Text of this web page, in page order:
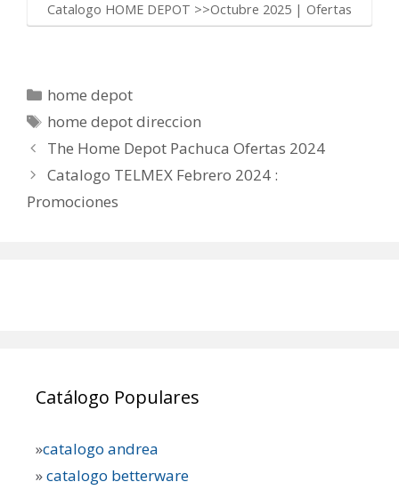
Catalogo HOME DEPOT >>Octubre 2025 | Ofertas
Categorías
home depot
Etiquetas
home depot direccion
The Home Depot Pachuca Ofertas 2024
Catalogo TELMEX Febrero 2024 :
Promociones
Catálogo Populares
»catalogo andrea
»catalogo betterware